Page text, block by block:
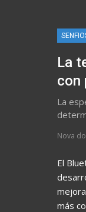
La
con
La
Nova do
El
más